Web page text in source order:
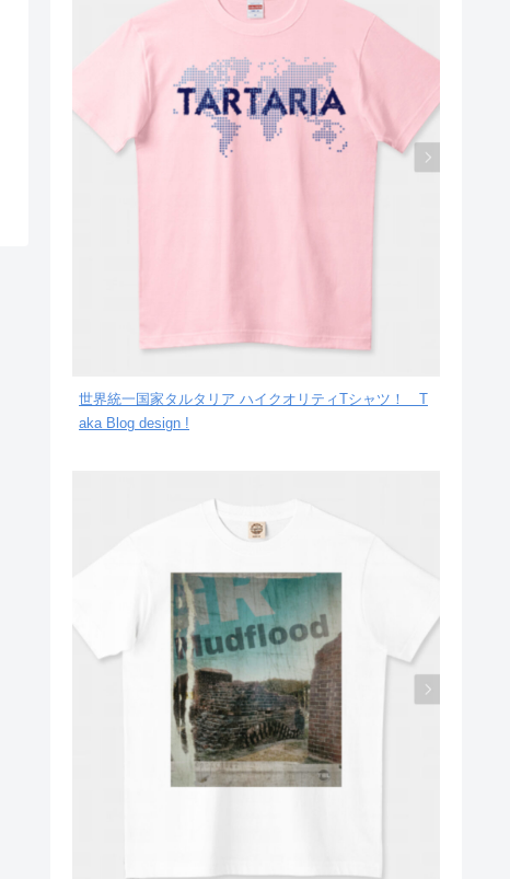
世界統一国家タルタリア ハイクオリティTシャツ！ T
aka Blog design !